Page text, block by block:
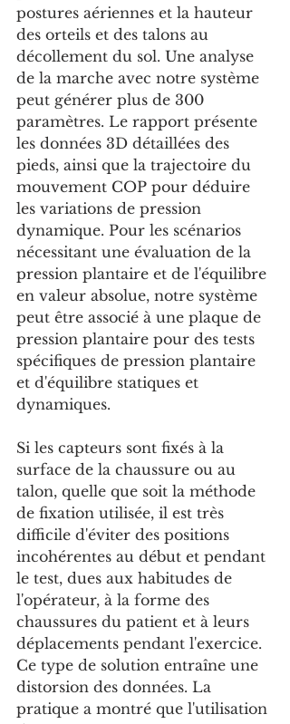
postures aériennes et la hauteur
des orteils et des talons au
décollement du sol. Une analyse
de la marche avec notre système
peut générer plus de 300
paramètres. Le rapport présente
les données 3D détaillées des
pieds, ainsi que la trajectoire du
mouvement COP pour déduire
les variations de pression
dynamique. Pour les scénarios
nécessitant une évaluation de la
pression plantaire et de l'équilibre
en valeur absolue, notre système
peut être associé à une plaque de
pression plantaire pour des tests
spécifiques de pression plantaire
et d'équilibre statiques et
dynamiques.
Si les capteurs sont fixés à la
surface de la chaussure ou au
talon, quelle que soit la méthode
de fixation utilisée, il est très
difficile d'éviter des positions
incohérentes au début et pendant
le test, dues aux habitudes de
l'opérateur, à la forme des
chaussures du patient et à leurs
déplacements pendant l'exercice.
Ce type de solution entraîne une
distorsion des données. La
pratique a montré que l'utilisation